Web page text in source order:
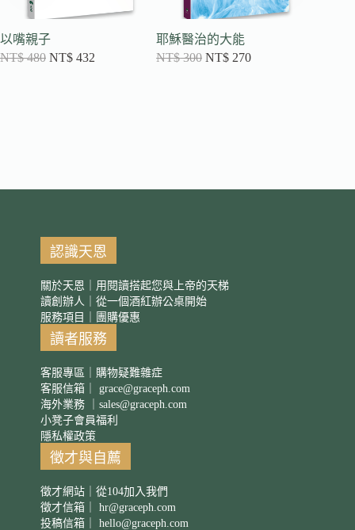
以嘴親子
NT$480 NT$ 432
耶穌醫治的大能
NT$300 NT$ 270
認識天恩
關於天恩｜用閱讀搭起您與上帝的天梯
讀創辦人｜從一個酒紅辦公桌開始
服務項目｜團購優惠
讀者服務
客服專區｜購物疑難雜症
客服信箱｜ grace@graceph.com
海外業務 ｜ sales@graceph.com
小凳子會員福利
隱私權政策
徵才與自薦
徵才網站｜從104加入我們
徵才信箱｜ hr@graceph.com
投稿信箱｜ hello@graceph.com